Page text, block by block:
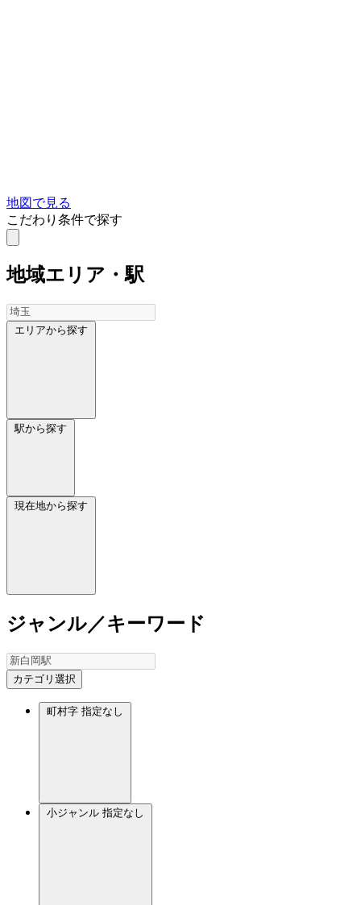
地図で見る
こだわり条件で探す
地域エリア・駅
エリアから探す
駅から探す
現在地から探す
ジャンル／キーワード
カテゴリ選択
町村字 指定なし
小ジャンル 指定なし